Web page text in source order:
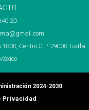
20
Centro C.P. 29000 Tuxtla
2024-2030
Privacidad